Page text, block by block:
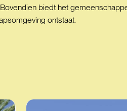
biedt het
ontstaat.